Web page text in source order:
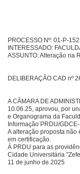
PROCESSO Nº: 01-P-
INTERESSADO:
ASSUNTO: Alteração na
DELIBERAÇÃO CAD nº
A CÂMARA DE
10.06.25, aprovou, por
e Organograma da
Informação PRDU/
A alteração proposta não
em certificação.
À PRDU para as
Cidade Universitária
11 de junho de 2025